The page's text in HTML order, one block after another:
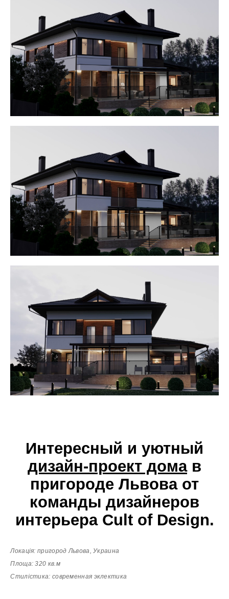
Интересный и уютный
дизайн-проект домав
пригороде Львова от
команды дизайнеров
интерьера Cult of Design.
Локація: пригород Львова, Украина
Площа: 320 кв.м
Стилістика: современная эклектика